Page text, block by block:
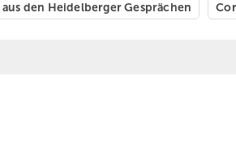
den Heidelberger Gesprächen